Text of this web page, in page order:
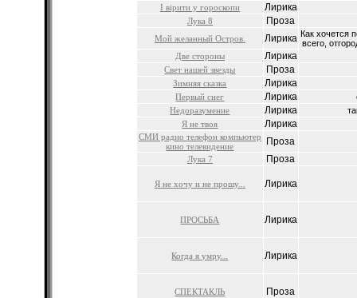
І вірити у гороскопи Лирика
Лука 8 Проза
Мой желанный Остров. Лирика Как хочется
всего,
Две стороны
Лирика
Свет нашей звезды Проза
Зимняя сказка Лирика
Первый снег Лирика
Недоразумение
Лирика
Я не твоя
Лирика
СМИ радио телефон компьютер
кино телевидение
Проза
Лука 7 Проза
Я не хочу и не прошу... Лирика
ПРОСЬБА Лирика
Когда я умру... Лирика
СПЕКТАКЛЬ Проза